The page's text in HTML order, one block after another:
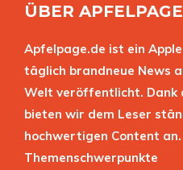
ÜBER
Apfelpage.de ist ein
täglich brandneue News
Welt veröffentlicht. Dank
bieten wir dem Leser
hochwertigen Content
Themenschwerpunkte